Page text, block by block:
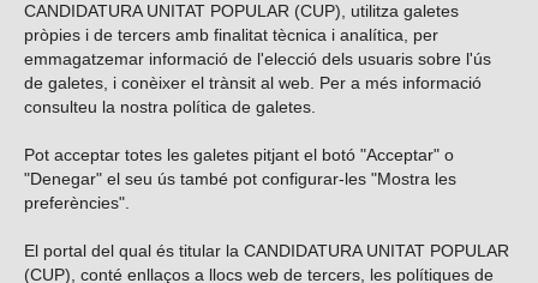
CANDIDATURA UNITAT POPULAR (CUP), utilitza galetes
pròpies i de tercers amb finalitat tècnica i analítica, per
emmagatzemar informació de l'elecció dels usuaris sobre l'ús
de galetes, i conèixer el trànsit al web. Per a més informació
consulteu la nostra política de galetes
Pot acceptar totes les galetes pitjant el botó "Acceptar" o
"Denegar" el seu ús també pot configurar-les "Mostra les
preferències".
El portal del qual és titular la CANDIDATURA UNITAT POPULAR
(CUP), conté enllaços a llocs web de tercers, les polítiques de
Vols subscriure’t al nostre butlletí?